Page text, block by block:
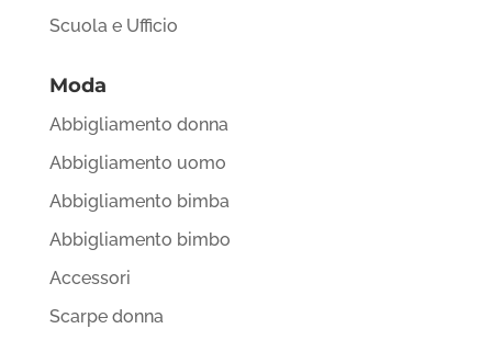
Scuola e Ufficio
Moda
Abbigliamento donna
Abbigliamento uomo
Abbigliamento bimba
Abbigliamento bimbo
Accessori
Scarpe donna